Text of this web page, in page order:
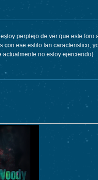
perplejo de ver que este
ese estilo tan caracteristico,
actualmente no estoy ejerciendo)